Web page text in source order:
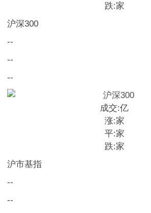
跌:家
沪深300
--
--
--
成交:亿
涨:家
平:家
跌:家
沪市基指
--
--